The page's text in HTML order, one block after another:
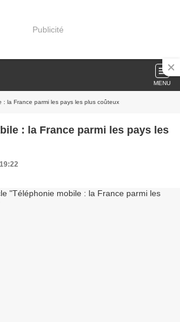
Publicité
MENU
: la France parmi les pays les plus coûteux
: la France parmi les pays les